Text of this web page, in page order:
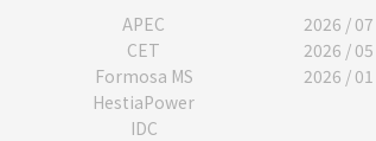
APEC
CET
Formosa MS
HestiaPower
IDC
2026 / 07
2026 / 05
2026 / 01